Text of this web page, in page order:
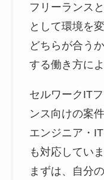
フリーランス
として環境を
どちらが合う
する働き方に
セルワークIT
ンス向けの案
エンジニア・
も対応していま
まずは、自分